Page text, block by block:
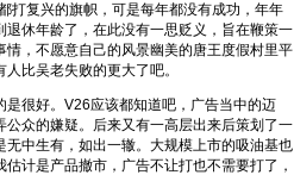
复兴的旗帜，可是每年都没有成功，年年
休年龄了，在此没有一思贬义，旨在鞭策一
，不愿意自己的风景幽美的唐王度假村里平
比吴老失败的更大了吧。
很好。V26应该都知道吧，广告当中的迈
众的嫌疑。后来又有一高层出来后策划了一
中生有，如出一辙。大规模上市的吸油基也
计是产品撤市，广告不让打也不需要打了，